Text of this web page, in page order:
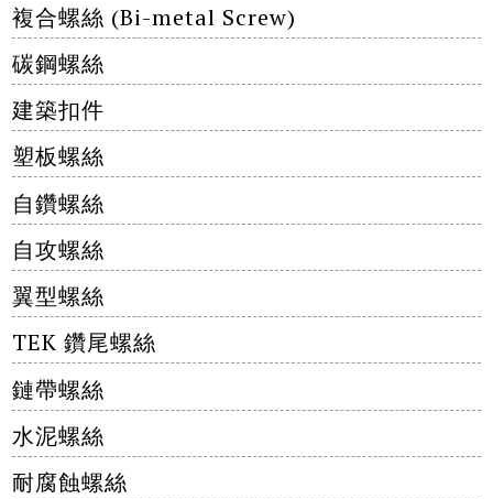
複合螺絲 (Bi-metal Screw)
碳鋼螺絲
建築扣件
塑板螺絲
自鑽螺絲
自攻螺絲
翼型螺絲
TEK 鑽尾螺絲
鏈帶螺絲
水泥螺絲
耐腐蝕螺絲